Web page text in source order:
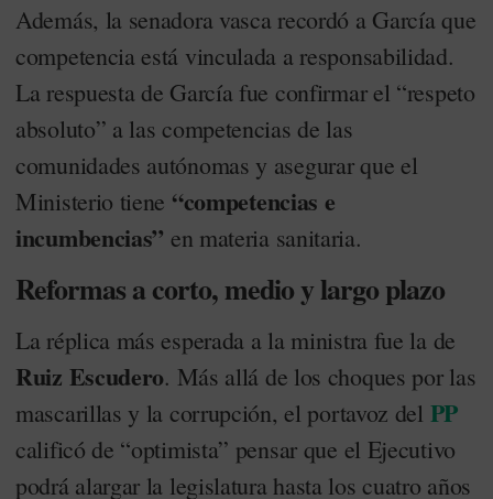
Además, la senadora vasca recordó a García que
competencia está vinculada a responsabilidad.
La respuesta de García fue confirmar el “respeto
absoluto” a las competencias de las
comunidades autónomas y asegurar que el
Ministerio tiene “competencias e
incumbencias” en materia sanitaria.
Reformas a corto, medio y largo plazo
La réplica más esperada a la ministra fue la de
Ruiz Escudero. Más allá de los choques por las
mascarillas y la corrupción, el portavoz del PP
calificó de “optimista” pensar que el Ejecutivo
podrá alargar la legislatura hasta los cuatro años